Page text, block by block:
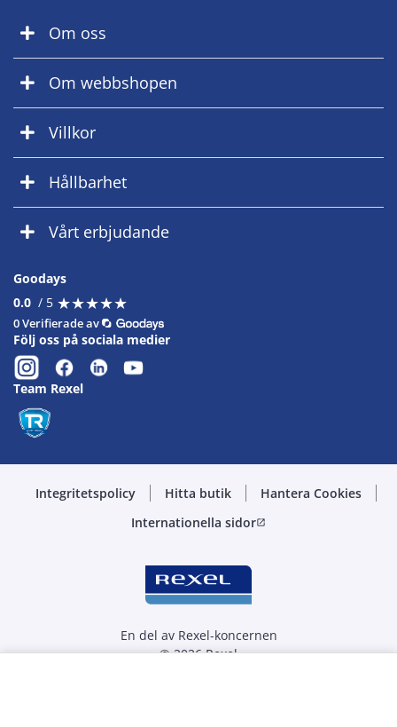
Om oss
Om webbshopen
Villkor
Hållbarhet
Vårt erbjudande
Goodays
0.0 / 5 ★★★★★
★★★★★
0 Verifierade av
Följ oss på sociala medier
Team Rexel
Integritetspolicy Hitta butik
Hantera Cookies
Internationella sidoropen_in_new
En del av Rexel-koncernen
© 2026 Rexel